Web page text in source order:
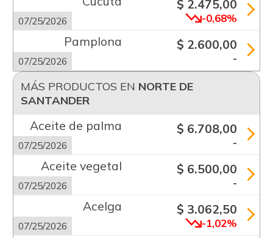
07/25/2026
$ 2.475,00
-0,68%
Pamplona
07/25/2026
$ 2.600,00
-
MÁS PRODUCTOS EN NORTE DE
SANTANDER
Aceite de palma
07/25/2026
$ 6.708,00
-
Aceite vegetal
07/25/2026
$ 6.500,00
-
Acelga
07/25/2026
$ 3.062,50
-1,02%